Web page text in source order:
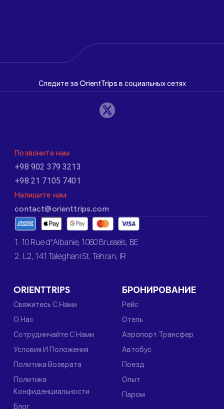
Следите за OrientTrips в социальных сетях
Позвоните нам
+98 902 379 3213
+98 21 7105 7401
Напишите нам
contact@orienttrips.com
1. 10 Rue d’Albanie, 1060 Brussels, BE
2. L2, 141 Taleghani St, Tehran, IR
ORIENTTRIPS
Свяжитесь С Нами
О Нас
Сотрудничайте С Нами
Условия И Положения
Политика Возврата
Политика
Конфиденциальности
Блог
БРОНИРОВАНИЕ
Рейс
Отель
Аэропорт Трансфер
Автобус
Поезд
Опыт
Паром